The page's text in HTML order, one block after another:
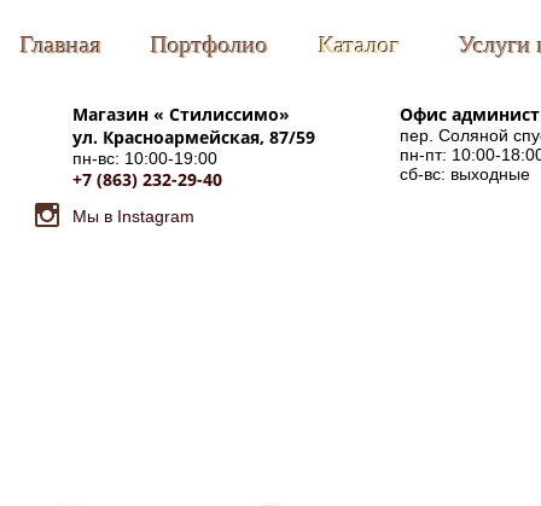
Главная Портфолио Каталог Услуги
Магазин « Стилиссимо»
ул. Красноармейская, 87/59
пн-вс: 10:00-19:00
+7 (863) 232-29-40
Мы в Instagram
Офис
пер. Соляной
пн-пт: 10:00-
сб-вс: выходные